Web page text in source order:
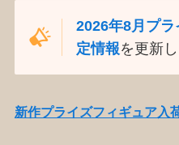
2026年8月プ
定情報を更新
新作プライズフィギュア入